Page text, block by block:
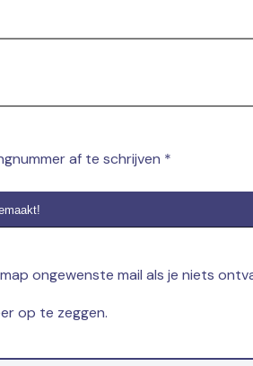
af te schrijven *
ongewenste mail als je niets
op te zeggen.